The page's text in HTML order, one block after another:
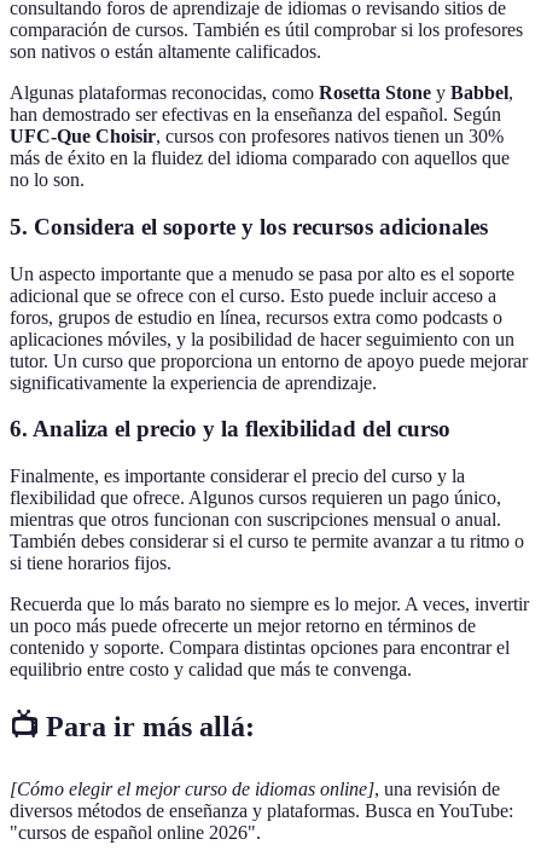
consultando foros de aprendizaje de idiomas o revisando sitios de
comparación de cursos. También es útil comprobar si los profesores
son nativos o están altamente calificados.
Algunas plataformas reconocidas, como Rosetta Stone y Babbel,
han demostrado ser efectivas en la enseñanza del español. Según
UFC-Que Choisir, cursos con profesores nativos tienen un 30%
más de éxito en la fluidez del idioma comparado con aquellos que
no lo son.
5. Considera el soporte y los recursos adicionales
Un aspecto importante que a menudo se pasa por alto es el soporte
adicional que se ofrece con el curso. Esto puede incluir acceso a
foros, grupos de estudio en línea, recursos extra como podcasts o
aplicaciones móviles, y la posibilidad de hacer seguimiento con un
tutor. Un curso que proporciona un entorno de apoyo puede mejorar
significativamente la experiencia de aprendizaje.
6. Analiza el precio y la flexibilidad del curso
Finalmente, es importante considerar el precio del curso y la
flexibilidad que ofrece. Algunos cursos requieren un pago único,
mientras que otros funcionan con suscripciones mensual o anual.
También debes considerar si el curso te permite avanzar a tu ritmo o
si tiene horarios fijos.
Recuerda que lo más barato no siempre es lo mejor. A veces, invertir
un poco más puede ofrecerte un mejor retorno en términos de
contenido y soporte. Compara distintas opciones para encontrar el
equilibrio entre costo y calidad que más te convenga.
📺 Para ir más allá:
[Cómo elegir el mejor curso de idiomas online], una revisión de
diversos métodos de enseñanza y plataformas. Busca en YouTube:
"cursos de español online 2026".